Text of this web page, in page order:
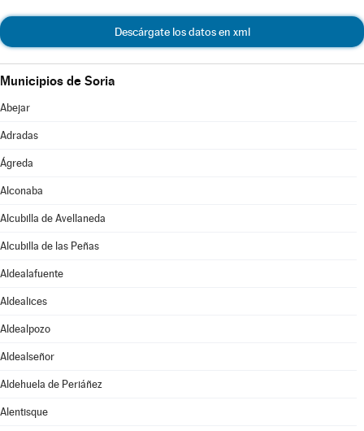
Descárgate los datos en xml
Municipios de Soria
Abejar
Adradas
Ágreda
Alconaba
Alcubilla de Avellaneda
Alcubilla de las Peñas
Aldealafuente
Aldealices
Aldealpozo
Aldealseñor
Aldehuela de Periáñez
Alentisque